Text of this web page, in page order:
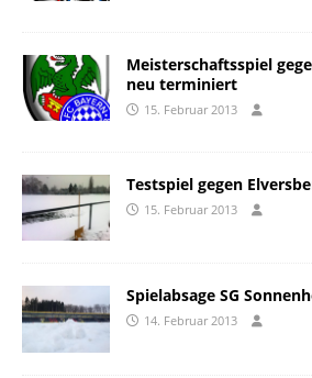
Meisterschaftsspiel
neu terminiert
15. Februar 2013
Testspiel gegen
15. Februar 2013
Spielabsage SG
14. Februar 2013